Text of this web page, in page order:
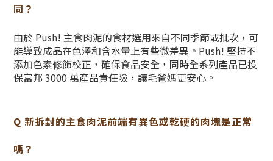
同？
由於 Push! 主食肉泥的食材選用來自不同季節或批次，可
能導致成品在色澤和含水量上有些微差異。Push! 堅持不
添加色素修飾校正，確保食品安全，同時全系列產品已投
保富邦 3000 萬產品責任險，讓毛爸媽更安心。
Q 新拆封的主食肉泥前端有異色或乾硬的肉塊是正常
嗎？